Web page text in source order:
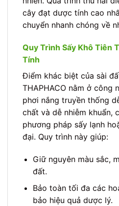
cây đạt dược tính cao
chuyển nhanh chóng về
Quy Trình Sấy Khô Tiên
Tính
Điểm khác biệt của sài
THAPHACO nằm ở công
phơi nắng truyền thống
chất và dễ nhiễm khuẩn,
phương pháp sấy lạnh
đại. Quy trình này giúp:
Giữ nguyên màu sắc,
đất.
Bảo toàn tối đa các
bảo hiệu quả dược lý.